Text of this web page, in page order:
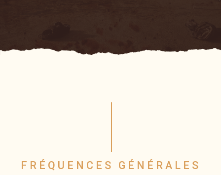
FRÉQUENCES GÉNÉRALES